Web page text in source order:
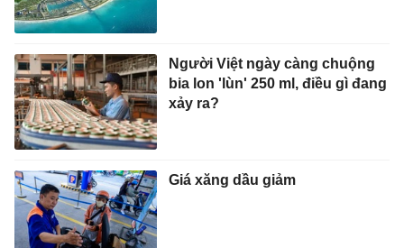
Người Việt ngày càng chuộng
bia lon 'lùn' 250 ml, điều gì đang
xảy ra?
Giá xăng dầu giảm